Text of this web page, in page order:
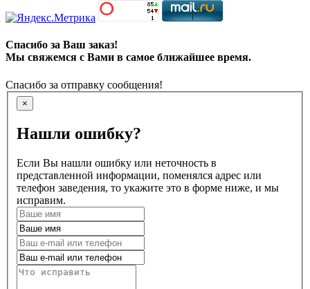
Спасибо за Ваш заказ!
Мы свяжемся с Вами в самое ближайшее время.
Спасибо за отправку сообщения!
×
Нашли ошибку?
Если Вы нашли ошибку или неточность в
представленной информации, поменялся адрес или
телефон заведения, то укажите это в форме ниже, и мы
исправим.